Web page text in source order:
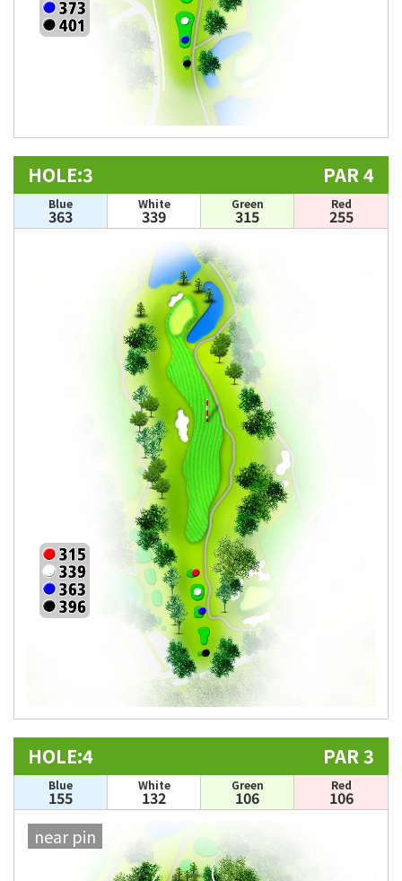
HOLE:3 PAR 4
Blue
363
White
339
Green
315
Red
255
HOLE:4 PAR 3
Blue
155
White
132
Green
106
Red
106
near pin